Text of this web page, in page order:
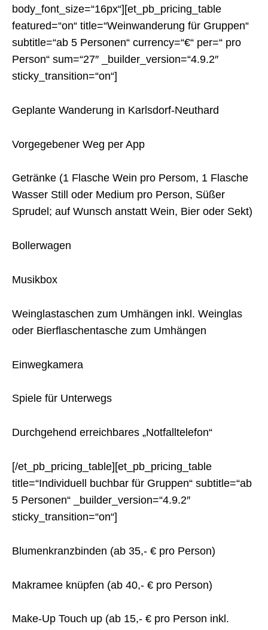
body_font_size=“16px“][et_pb_pricing_table
featured=“on“ title=“Weinwanderung für Gruppen“
subtitle=“ab 5 Personen“ currency=“€“ per=“ pro
Person“ sum=“27″ _builder_version=“4.9.2″
sticky_transition=“on“]
Geplante Wanderung in Karlsdorf-Neuthard
Vorgegebener Weg per App
Getränke (1 Flasche Wein pro Persom, 1 Flasche
Wasser Still oder Medium pro Person, Süßer
Sprudel; auf Wunsch anstatt Wein, Bier oder Sekt)
Bollerwagen
Musikbox
Weinglastaschen zum Umhängen inkl. Weinglas
oder Bierflaschentasche zum Umhängen
Einwegkamera
Spiele für Unterwegs
Durchgehend erreichbares „Notfalltelefon“
[/et_pb_pricing_table][et_pb_pricing_table
title=“Individuell buchbar für Gruppen“ subtitle=“ab
5 Personen“ _builder_version=“4.9.2″
sticky_transition=“on“]
Blumenkranzbinden (ab 35,- € pro Person)
Makramee knüpfen (ab 40,- € pro Person)
Make-Up Touch up (ab 15,- € pro Person inkl.